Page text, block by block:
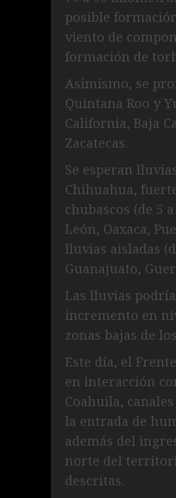
posible
viento de
formación de
Asimismo, se
Quintana Roo y
California, Baja
Zacatecas.
Se esperan
Chihuahua,
chubascos (de 5
León, Oaxaca,
lluvias aisladas
Guanajuato,
Las lluvias
incremento en
zonas bajas de
Este día, el
en interacción
Coahuila,
la entrada de
además del
norte del
descritas.